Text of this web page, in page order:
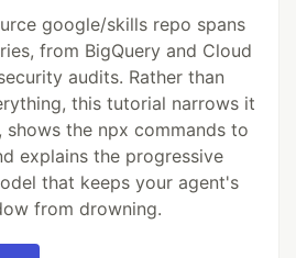
google/skills repo spans
from BigQuery and Cloud
audits. Rather than
this tutorial narrows it
shows the npx commands to
explains the progressive
that keeps your agent's
from drowning.